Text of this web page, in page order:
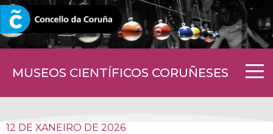
MUSEOS CIENTÍFICOS CORUÑESES
CORUNA.GAL
12 DE XANEIRO DE 2026